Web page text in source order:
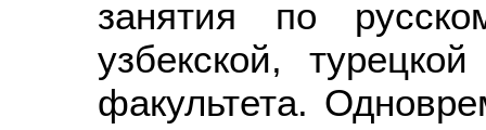
занятия по
узбекской,
факультета.